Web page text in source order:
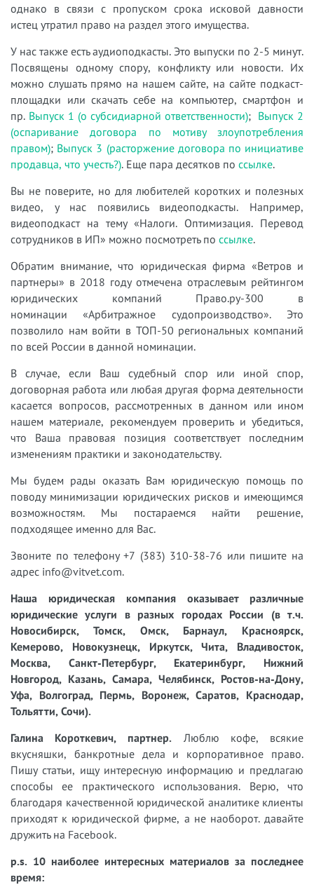
однако в связи с пропуском срока исковой давности
истец утратил право на раздел этого имущества.
У нас также есть аудиоподкасты. Это выпуски по 2-5 минут.
Посвящены одному спору, конфликту или новости. Их
можно слушать прямо на нашем сайте, на сайте подкаст-
площадки или скачать себе на компьютер, смартфон и
пр. Выпуск 1 (о субсидиарной ответственности); Выпуск 2
(оспаривание договора по мотиву злоупотребления
правом); Выпуск 3 (расторжение договора по инициативе
продавца, что учесть?). Еще пара десятков по ссылке.
Вы не поверите, но для любителей коротких и полезных
видео, у нас появились видеоподкасты. Например,
видеоподкаст на тему «Налоги. Оптимизация. Перевод
сотрудников в ИП» можно посмотреть по ссылке.
Обратим внимание, что юридическая фирма «Ветров и
партнеры» в 2018 году отмечена отраслевым рейтингом
юридических компаний Право.ру-300 в
номинации «Арбитражное судопроизводство». Это
позволило нам войти в ТОП-50 региональных компаний
по всей России в данной номинации.
В случае, если Ваш судебный спор или иной спор,
договорная работа или любая другая форма деятельности
касается вопросов, рассмотренных в данном или ином
нашем материале, рекомендуем проверить и убедиться,
что Ваша правовая позиция соответствует последним
изменениям практики и законодательству.
Мы будем рады оказать Вам юридическую помощь по
поводу минимизации юридических рисков и имеющимся
возможностям. Мы постараемся найти решение,
подходящее именно для Вас.
Звоните по телефону +7 (383) 310-38-76 или пишите на
адрес info@vitvet.com.
Наша юридическая компания оказывает различные
юридические услуги в разных городах России (в т.ч.
Новосибирск, Томск, Омск, Барнаул, Красноярск,
Кемерово, Новокузнецк, Иркутск, Чита, Владивосток,
Москва, Санкт-Петербург, Екатеринбург, Нижний
Новгород, Казань, Самара, Челябинск, Ростов-на-Дону,
Уфа, Волгоград, Пермь, Воронеж, Саратов, Краснодар,
Тольятти, Сочи).
Галина Короткевич, партнер. Люблю кофе, всякие
вкусняшки, банкротные дела и корпоративное право.
Пишу статьи, ищу интересную информацию и предлагаю
способы ее практического использования. Верю, что
благодаря качественной юридической аналитике клиенты
приходят к юридической фирме, а не наоборот. давайте
дружить на Facebook.
p.s. 10 наиболее интересных материалов за последнее
время: